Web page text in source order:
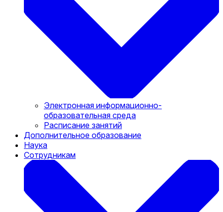
Электронная информационно-
образовательная среда
Расписание занятий
Дополнительное образование
Наука
Сотрудникам